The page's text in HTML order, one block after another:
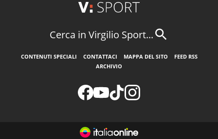
Cerca in Virgilio Sport...
CONTENUTI SPECIALI CONTATTACI MAPPA DEL SITO
FEED RSS
ARCHIVIO